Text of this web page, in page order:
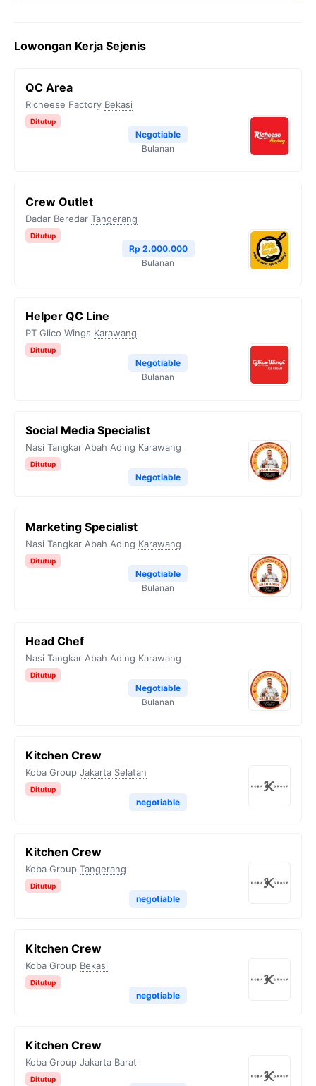
Lowongan Kerja Sejenis
QC Area
Richeese Factory Bekasi
Ditutup
Negotiable
Bulanan
Crew Outlet
Dadar Beredar Tangerang
Ditutup
Rp 2.000.000
Bulanan
Helper QC Line
PT Glico Wings Karawang
Ditutup
Negotiable
Bulanan
Social Media Specialist
Nasi Tangkar Abah Ading Karawang
Ditutup
Negotiable
Marketing Specialist
Nasi Tangkar Abah Ading Karawang
Ditutup
Negotiable
Bulanan
Head Chef
Nasi Tangkar Abah Ading Karawang
Ditutup
Negotiable
Bulanan
Kitchen Crew
Koba Group Jakarta Selatan
Ditutup
negotiable
Kitchen Crew
Koba Group Tangerang
Ditutup
negotiable
Kitchen Crew
Koba Group Bekasi
Ditutup
negotiable
Kitchen Crew
Koba Group Jakarta Barat
Ditutup